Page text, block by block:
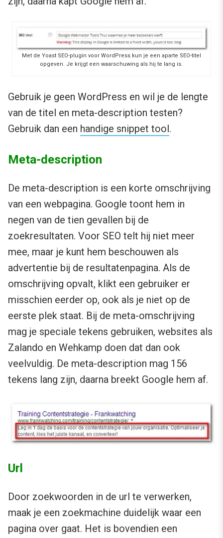
Met de Yoast SEO-plugin voor WordPress kun je een aparte SEO-titel
opgeven. Je krijgt een waarschuwing als hij te lang is.
Gebruik je geen WordPress en wil je de lengte
van de titel en meta-description testen?
Gebruik dan een handige snippet tool.
Meta-description
De meta-description is een korte omschrijving
van een webpagina. Google toont hem in
negen van de tien gevallen bij de
zoekresultaten. Voor SEO telt hij niet meer
mee, maar je kunt hem beschouwen als
advertentie bij de resultatenpagina. Als de
omschrijving opvalt, klikt een gebruiker er
misschien eerder op, ook als je niet op de
eerste plek staat. Bij de meta-omschrijving
mag je speciale tekens gebruiken, websites als
Zalando en Wehkamp doen dat dan ook
veelvuldig. De meta-description mag 156
tekens lang zijn, daarna breekt Google hem af.
Url
Door zoekwoorden in de url te verwerken,
maak je een zoekmachine duidelijk waar een
pagina over gaat. Het is bovendien een